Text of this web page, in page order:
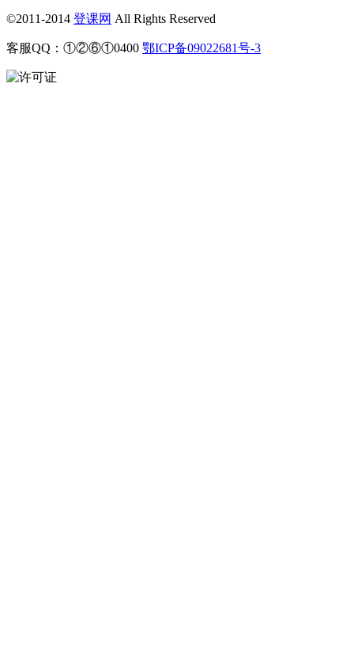
©2011-2014 登课网 All Rights Reserved
客服QQ：①②⑥①0400 鄂ICP备09022681号-3